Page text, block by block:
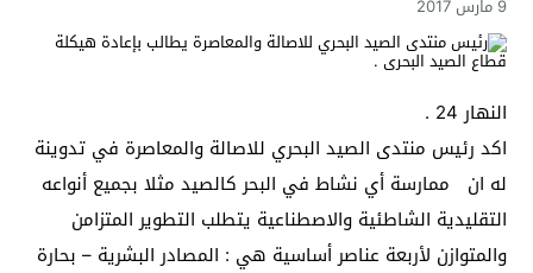
9 مارس 2017
النهار 24 .
اكد رئيس منتدى الصيد البحري للاصالة والمعاصرة في تدوينة
له ان ممارسة أي نشاط في البحر كالصيد مثلا بجميع أنواعه
التقليدية الشاطئية والاصطناعية يتطلب التطوير المتزامن
والمتوازن لأربعة عناصر أساسية هي : المصادر البشرية – بحارة